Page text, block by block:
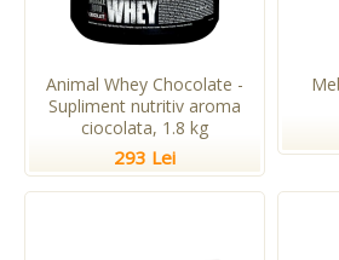
Animal Whey Chocolate -
Supliment nutritiv aroma
ciocolata, 1.8 kg
293 Lei